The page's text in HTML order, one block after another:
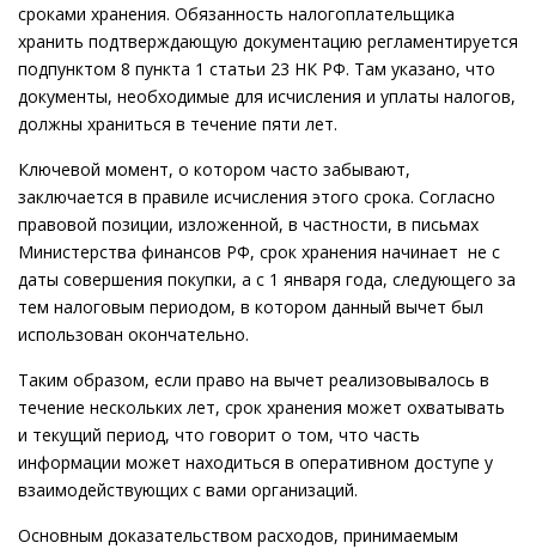
сроками хранения. Обязанность налогоплательщика
хранить подтверждающую документацию регламентируется
подпунктом 8 пункта 1 статьи 23 НК РФ. Там указано, что
документы, необходимые для исчисления и уплаты налогов,
должны храниться в течение пяти лет.
Ключевой момент, о котором часто забывают,
заключается в правиле исчисления этого срока. Согласно
правовой позиции, изложенной, в частности, в письмах
Министерства финансов РФ, срок хранения начинает не с
даты совершения покупки, а с 1 января года, следующего за
тем налоговым периодом, в котором данный вычет был
использован окончательно.
Таким образом, если право на вычет реализовывалось в
течение нескольких лет, срок хранения может охватывать
и текущий период, что говорит о том, что часть
информации может находиться в оперативном доступе у
взаимодействующих с вами организаций.
Основным доказательством расходов, принимаемым